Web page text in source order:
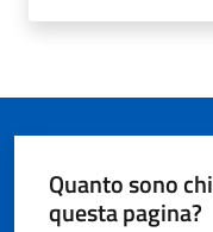
gli
Quanto sono
questa pagina?